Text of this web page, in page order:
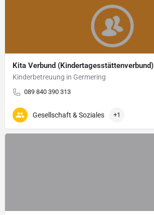
Kita Verbund (Kindertagesstättenverbund)
Kinderbetreuung in Germering
089 840 390 313
Gesellschaft & Soziales +1